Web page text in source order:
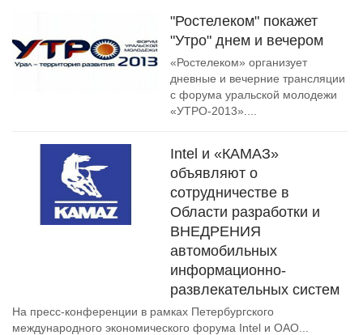
"Ростелеком" покажет
"Утро" днем и вечером
«Ростелеком» организует
дневные и вечерние трансляции
с форума уральской молодежи
«УТРО-2013»....
Intel и «КАМАЗ»
объявляют о
сотрудничестве в
Области разработки и
ВНЕДРЕНИЯ
автомобильных
информационно-
развлекательных систем
На пресс-конференции в рамках Петербургского
международного экономического форума Intel и ОАО...